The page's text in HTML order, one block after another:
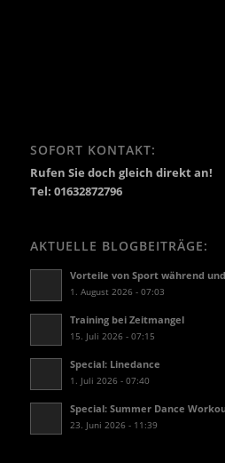
SOFORT KONTAKT:
Rufen Sie doch gleich direkt an!
Tel: 01632872796
AKTUELLE BLOGBEITRÄGE:
Vorteile von Sport während
1. August 2026 - 07:03
Training bei Zeitmangel
15. Juli 2026 - 07:15
Special: Linedance
1. Juli 2026 - 07:40
Special: Summer Dance
23. Juni 2026 - 11:39